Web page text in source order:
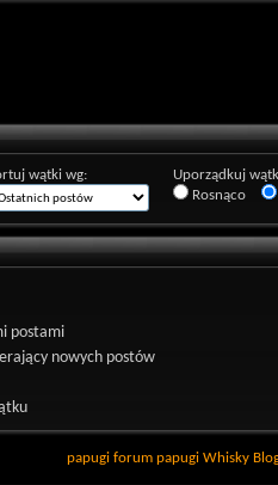
wątki wg:
Uporządkuj
Rosnąco
postami
nowych postów
papugi forum papugi Whisky